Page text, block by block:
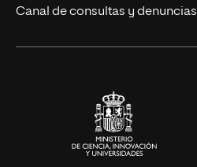
Eventos
Canal de consultas y denuncias